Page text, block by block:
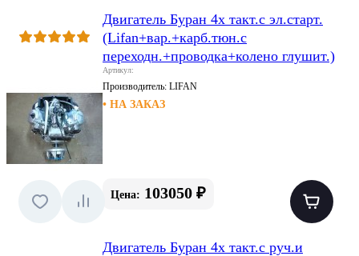
Двигатель Буран 4х такт.с эл.старт.
(Lifan+вар.+карб.тюн.с
переходн.+проводка+колено глушит.)
Артикул:
Производитель: LIFAN
• НА ЗАКАЗ
Цена: 103050 ₽
Двигатель Буран 4х такт.с руч.и